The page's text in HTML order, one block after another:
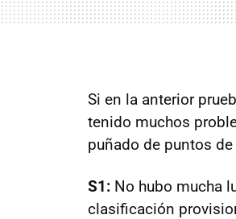
Si en la anterior
tenido muchos
puñado de puntos
S1: No hubo mucha
clasificación